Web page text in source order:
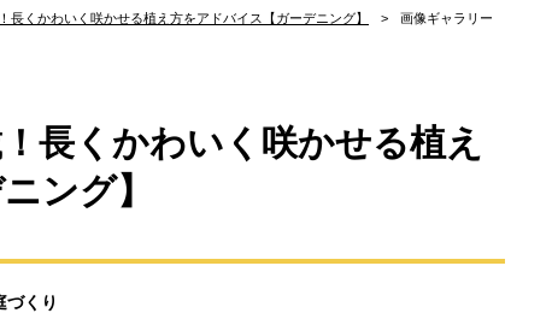
長くかわいく咲かせる植え方をアドバイス【ガーデニング】 画像ギャラリー
長くかわいく咲かせる植え
ング】
づくり